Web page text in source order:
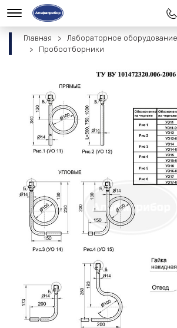
Главная
Лабораторное оборудование
Пробоотборники